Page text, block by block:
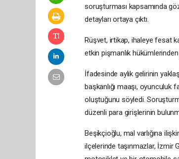
soruşturması kapsamında
detayları ortaya çıktı.
Rüşvet, irtikap, ihaleye fesat
etkin pişmanlık
İfadesinde aylık gelirinin
başkanlığı maaşı,
oluştuğunu söyledi.
düzenli para girişlerinin
Beşikçioğlu, mal varlığına
ilçelerinde taşınmazlar, İzmir